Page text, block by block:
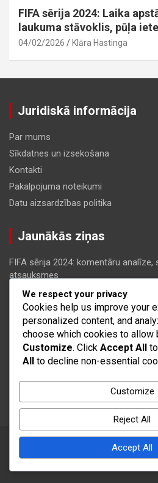
FIFA sērija 2024: Laika
laukuma stāvoklis, pūļa
04/02/2026 Klāra Hastinga
Juridiskā informācija
Par mums
Sīkdatnes un izsekošana
Kontakti
Pakalpojuma noteikumi
Datu aizsardzības politika
Jaunākās ziņas
FIFA sērija 2024: komentāru
atsauksmes
FIFA sērija 2024: taktiskās
stratēģijas
FIFA sērija 2024: Spēlētāju līgumi,
FIFA sērija 2024: Laika apstākļu
FIFA sērija 2024: Jaunie talanti,
jurmalafc.lv
We respect your privacy
Cookies help us improve your
personalized content, and
choose which cookies to allow
Customize. Click Accept All
All to decline non-essential
Customize
Reject All
Accept All